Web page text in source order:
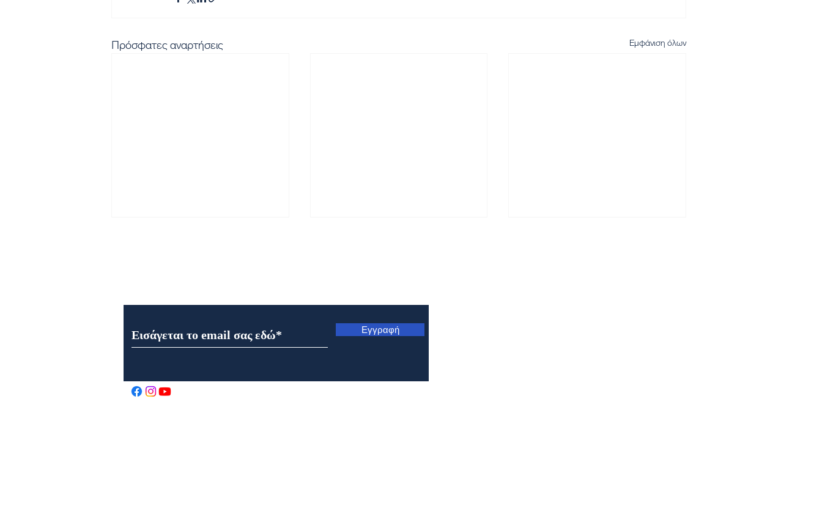
Πρόσφατες αναρτήσεις Εμφάνιση όλων
Εορτή της Μεταμορφώσεως
του Σωτήρος στον Ιερό Ναό
Καρελέϊκα Ναυπάκτου
Μητρόπολη Ναυπάκτου και
Αγίου Βλασίου: Αρχιερατική
της ορεινής Ναυπακτίας
Εγγραφή